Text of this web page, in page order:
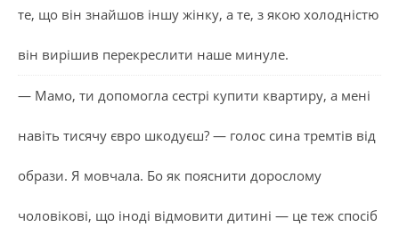
те, що він знайшов іншу жінку, а те, з якою холодністю
він вирішив перекреслити наше минуле.
— Мамо, ти допомогла сестрі купити квартиру, а мені
навіть тисячу євро шкодуєш? — голос сина тремтів від
образи. Я мовчала. Бо як пояснити дорослому
чоловікові, що іноді відмовити дитині — це теж спосіб